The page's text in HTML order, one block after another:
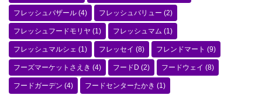
フレッシュバザール (4) フレッシュバリュー (2)
フレッシュフードモリヤ (1) フレッシュマム (1)
フレッシュマルシェ (1) フレッセイ (8) フレンドマート (9)
フーズマーケットさえき (4) フードD (2) フードウェイ (8)
フードガーデン (4) フードセンターたかき (1)